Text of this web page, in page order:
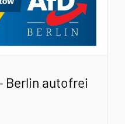
Berlin autofrei